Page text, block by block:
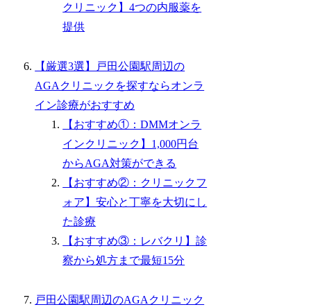
クリニック】4つの内服薬を
提供
【厳選3選】戸田公園駅周辺の
AGAクリニックを探すならオンラ
イン診療がおすすめ
【おすすめ①：DMMオンラ
インクリニック】1,000円台
からAGA対策ができる
【おすすめ②：クリニックフ
ォア】安心と丁寧を大切にし
た診療
【おすすめ③：レバクリ】診
察から処方まで最短15分
戸田公園駅周辺のAGAクリニック